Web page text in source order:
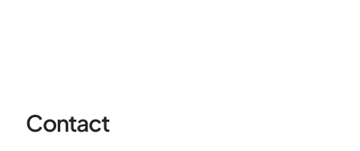
Contact